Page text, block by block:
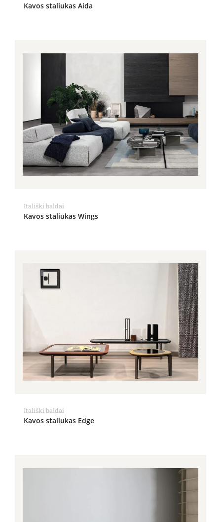
Kavos staliukas Aida
Itališki baldai
Kavos staliukas Wings
Itališki baldai
Kavos staliukas Edge